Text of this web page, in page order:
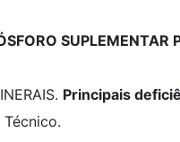
SUPLEMENTAR
Principais